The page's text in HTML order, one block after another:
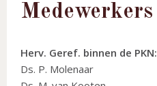
Medewerkers
Herv. Geref. binnen de PKN:
Ds. P. Molenaar